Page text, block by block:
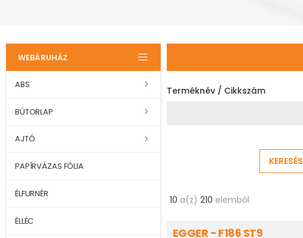
WEBÁRUHÁZ
ABS
BÚTORLAP
AJTÓ
PAPÍRVÁZAS FÓLIA
ÉLFURNÉR
ÉLLÉC
Terméknév / Cikkszám
KERESÉS
10 a(z) 210 elemből
EGGER - F186 ST9